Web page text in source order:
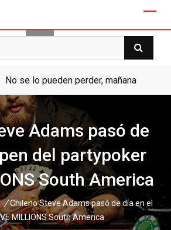
No se lo pueden perder, mañana “Ases
Adams pasó de
del partypoker
South America
/Chileno Steve Adams pasó de día en el
MILLIONS South America